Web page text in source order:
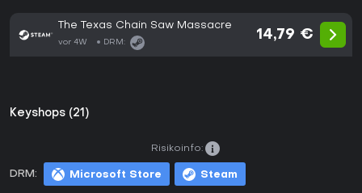
The Texas Chain Saw Massacre
vor 4W DRM:
14,79 €
Keyshops (21)
DRM: Microsoft Store Steam
Risikoinfo: